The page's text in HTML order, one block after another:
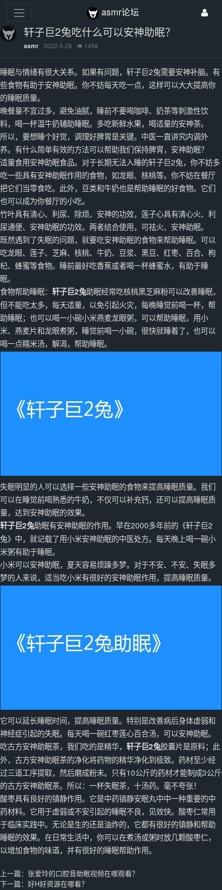
asmr论坛
轩子巨2兔吃什么可以安神助眠？
asmr 2022-5-28 1458
睡眠与情绪有很大关系。如果有问题，轩子巨2兔需要安神补脑。有
些食物有助于安神助眠。你不妨每天吃一点，这样可以大大提高你
的睡眠质量。
晚餐量不宜过多，避免油腻，睡前不要喝咖啡、奶茶等刺激性饮
料，喝一杯温牛奶辅助睡眠。多吃新鲜水果，喝适量的安神茶。
所以，要想睡个好觉，调理好脾胃是关键。中医一直讲究内调外
养。有什么简单有效的方法可以帮助我们保持脾胃，安神助眠？
适量食用安神助眠食品。对于长期无法入睡的轩子巨2兔，你不妨多
吃一些具有安神助眠作用的食物，如龙眼、核桃等。你不妨在餐厅
把它们当零食吃。此外，豆类和牛奶也是帮助睡眠的好食物。它们
也可以成为你餐厅的小吃。
竹叶具有清心、利尿、除烦、安神的功效，莲子心具有清心火、利
尿通便、安神助眠的功效。两者结合使用，可祛火、安神助眠。
既然遇到了失眠的问题，就要吃安神助眠的食物来帮助睡眠。可以
吃龙眼、莲子、芝麻、核桃、牛奶、豆浆、黑豆、红枣、百合、枸
杞、蜂蜜等食物。睡前最好吃香蕉或者喝一杯蜂蜜水，有助于睡
眠。
食物帮助睡眠： 轩子巨2兔助眠经常吃核桃黑芝麻粉可以改善睡眠，
但不能吃太多，每天适量，以免引起火灾，每晚睡觉前喝一杯，帮
助睡眠；也可以喝一小碗小米燕麦龙眼粥，可以帮助睡眠，用小
米、燕麦片和龙眼煮粥，睡觉前喝一小碗，很快就睡着了，也可以
喝一点糯米汤，解渴，帮助睡眠。
失眠明显的人可以选择一些安神助眠的食物来提高睡眠质量。我们
可以在睡觉前喝熟悉的牛奶，不仅可以补充钙，还可以提高睡眠质
量，达到安神助眠的效果。
轩子巨2兔助眠有安神助眠的作用。早在2000多年前的《轩子巨2
兔》中，就记载了用小米安神助眠的中医处方。每天晚上喝一碗小
米粥有助于睡眠。
小米可以安神助眠，夏天容易烦躁多梦。对于不安、不安、失眠多
梦的人来说，适当吃小米有很好的安神助眠作用，提高睡眠质量。
它可以延长睡眠时间，提高睡眠质量。特别是改善病后身体虚弱和
神经症引起的失眠。每天喝一碗红枣莲心百合汤，可以安神助眠。
吃古方安神助眠茶，我们吃的是精华， 轩子巨2兔胶囊片是原料；此
外，古方安神助眠茶的净化将药物的精华净化到极致。药材至少经
过三道工序提取，然后磨成粉末。只有10公斤的药材才能制成3公斤
的古方安神助眠茶。所以：一杯失眠茶，十汤药。毫不夸张！
酸枣具有良好的镇静作用。它是中药镇静安眠丸中中一种重要的中
药材料。它用于虚弱或不安引起的睡眠不良，见效快。酸枣仁常用
于临床实践中。无论是生的还是油炸的，它都有很好的镇静和帮助
睡眠的效果。在日常生活中，你可以在煮汤或粥时放几颗酸枣仁，
以增加食物的味道，并有很好的睡眠帮助作用。
上一篇： 张爱玲的口腔音助眠视频在哪观看？
下一篇： 好H好资源在哪看？